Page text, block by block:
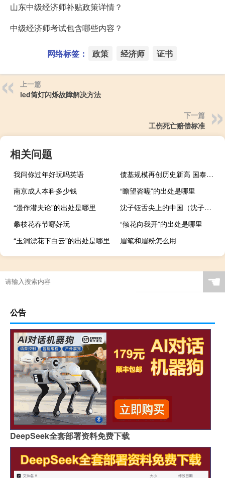
山东中级经济师补贴政策详情？
中级经济师考试包含哪些内容？
网络标签： 政策 经济师 证书
上一篇
led筒灯闪烁故障解决方法
下一篇
工伤死亡赔偿标准
相关问题
我问你过年好玩吗英语
债基规模再创历史新高 国泰利享近1年利润排名同类前三 到底什么情况嘞
南京成人本科多少钱
“瞻望咨嗟”的出处是哪里
“漫作潜夫论”的出处是哪里
沈子钰舌尖上的中国（沈子钰）
攀枝花春节哪好玩
“倾花向我开”的出处是哪里
“玉洞漂花下白云”的出处是哪里
眉笔和眉粉怎么用
☚
公告
DeepSeek全套部署资料免费下载